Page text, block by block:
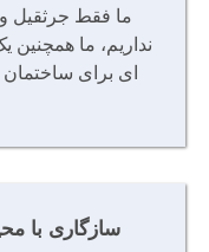
ما فقط جرثقیل و
نداریم، ما
ای برای
سازگاری با